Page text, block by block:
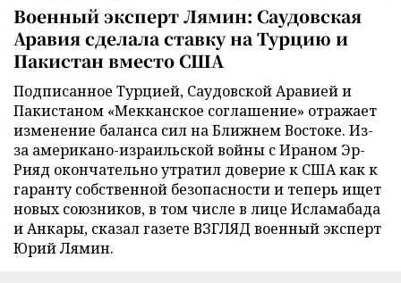
Военный эксперт Лямин: Саудовская
Аравия сделала ставку на Турцию и
Пакистан вместо США
Подписанное Турцией, Саудовской Аравией и
Пакистаном «Мекканское соглашение» отражает
изменение баланса сил на Ближнем Востоке. Из-
за американо-израильской войны с Ираном Эр-
Рияд окончательно утратил доверие к США как к
гаранту собственной безопасности и теперь ищет
новых союзников, в том числе в лице Исламабада
и Анкары, сказал газете ВЗГЛЯД военный эксперт
Юрий Лямин.